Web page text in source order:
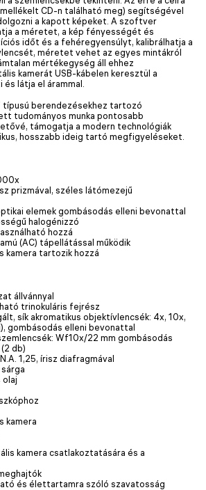
CD-n található meg) segítségével
a kapott képeket. A szoftver
a méretet, a kép fényességét és
időt és a fehéregyensúlyt, kalibrálhatja a
méretet vehet az egyes mintákról
mértékegység áll ehhez
kamerát USB-kábelen keresztül a
látja el árammal.
típusú berendezésekhez tartozó
tudományos munka pontosabb
támogatja a modern technológiák
hosszabb ideig tartó megfigyeléseket.
prizmával, széles látómezejű
elemek gombásodás elleni bevonattal
halogénizzó
hozzá
(AC) tápellátással működik
kamera tartozik hozzá
állvánnyal
trinokuláris fejrész
sík akromatikus objektívlencsék: 4x, 10x,
gombásodás elleni bevonattal
Wf10x/22 mm gombásodás
db)
1,25, írisz diafragmával
olaj
kamera
kamera csatlakoztatására és a
és élettartamra szóló szavatosság